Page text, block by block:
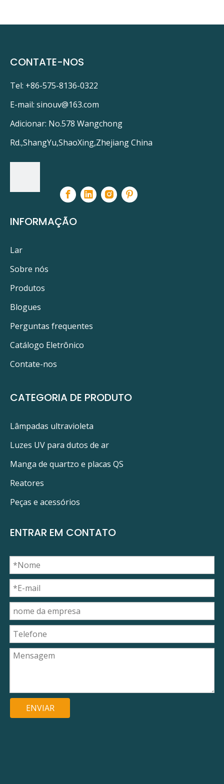
CONTATE-NOS
Tel: +86-575-8136-0322
E-mail: sinouv@163.com
Adicionar: No.578 Wangchong
Rd.,ShangYu,ShaoXing,Zhejiang China
INFORMAÇÃO
Lar
Sobre nós
Produtos
Blogues
Perguntas frequentes
Catálogo Eletrônico
Contate-nos
CATEGORIA DE PRODUTO
Lâmpadas ultravioleta
Luzes UV para dutos de ar
Manga de quartzo e placas QS
Reatores
Peças e acessórios
ENTRAR EM CONTATO
ENVIAR